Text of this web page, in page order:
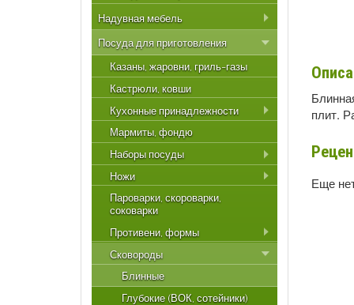
Надувная мебель
Посуда для приготовления
Казаны, жаровни, гриль-газы
Кастрюли, ковши
Кухонные принадлежности
Мармиты, фондю
Наборы посуды
Ножи
Пароварки, скороварки,
соковарки
Противени, формы
Сковороды
Блинные
Глубокие (ВОК, сотейники)
плит.
Еще